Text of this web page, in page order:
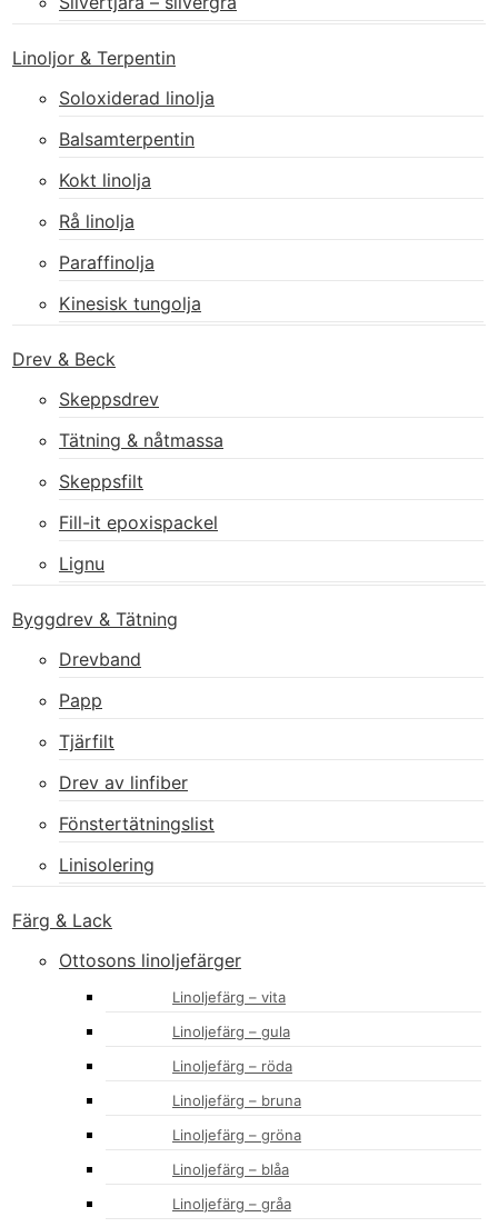
Linoljor & Terpentin
Soloxiderad linolja
Balsamterpentin
Kokt linolja
Rå linolja
Paraffinolja
Kinesisk tungolja
Drev & Beck
Skeppsdrev
Tätning & nåtmassa
Skeppsfilt
Fill-it epoxispackel
Lignu
Byggdrev & Tätning
Drevband
Papp
Tjärfilt
Drev av linfiber
Fönstertätningslist
Linisolering
Färg & Lack
Ottosons linoljefärger
Linoljefärg – vita
Linoljefärg – gula
Linoljefärg – röda
Linoljefärg – bruna
Linoljefärg – gröna
Linoljefärg – blåa
Linoljefärg – gråa